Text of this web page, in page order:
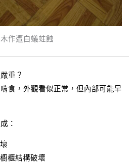
木作遭白蟻蛀蝕
重？
食，外觀看似正常，但內部可能早
：
櫃結構破壞